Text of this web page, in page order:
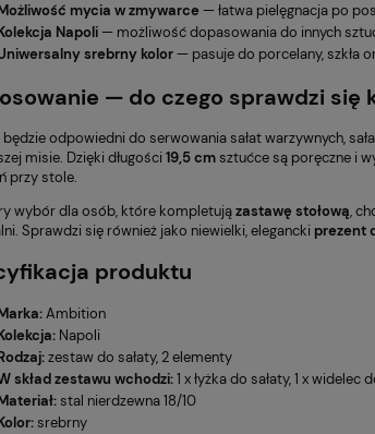
obiadowy 6/18
Pustynny Piasek
CT02
377,10 zł
Cena regularna:
419,00 zł
Najniższa cena:
Salaterka
Szary 14 cm
mycia w zmywarce— łatwa pielęgnacja po
Napoli— możliwość dopasowania do innych
srebrny kolor— pasuje do porcelany, szkła
— do czego sprawdzi się
odpowiedni do serwowania sałat warzywnych,
misie. Dzięki długości 19,5 cmsztućce są poręczne i
przy stole.
wybór dla osób, które kompletujązastawę stołową,
Sprawdzi się również jako niewielki, elegancki prezent
produktu
Ambition
Napoli
zestaw do sałaty, 2 elementy
skład zestawu wchodzi:1 x łyżka do sałaty, 1 x widelec
stal nierdzewna 18/10
srebrny